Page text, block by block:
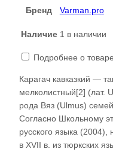
Бренд
Varman.pro
Наличие 1 в наличии
Подробнее о товаре
Карагач кавказкий —
мелколистный[2] (лат.
рода Вяз (Ulmus)
Согласно Школьному
русского языка (2004),
в XVII в. из тюркских